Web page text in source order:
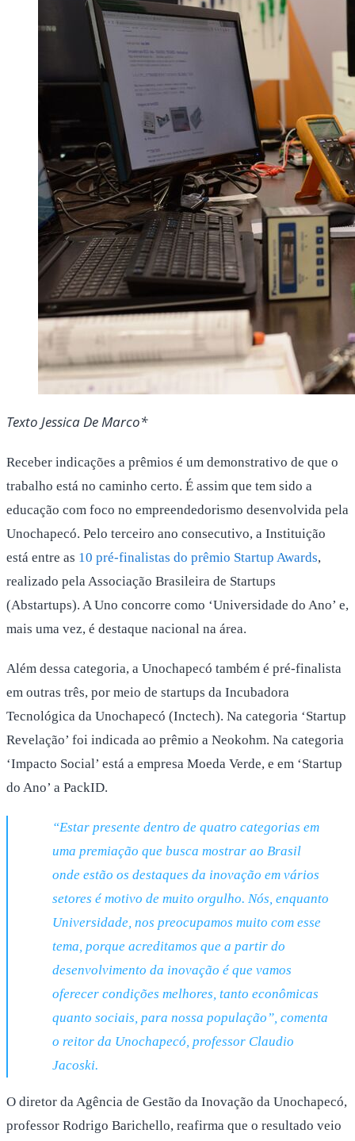
Texto Jessica De Marco*
Receber indicações a prêmios é um demonstrativo de que o
trabalho está no caminho certo. É assim que tem sido a
educação com foco no empreendedorismo desenvolvida pela
Unochapecó. Pelo terceiro ano consecutivo, a Instituição
está entre as 10 pré-finalistas do prêmio Startup Awards,
realizado pela Associação Brasileira de Startups
(Abstartups). A Uno concorre como ‘Universidade do Ano’ e,
mais uma vez, é destaque nacional na área.
Além dessa categoria, a Unochapecó também é pré-finalista
em outras três, por meio de startups da Incubadora
Tecnológica da Unochapecó (Inctech). Na categoria ‘Startup
Revelação’ foi indicada ao prêmio a Neokohm. Na categoria
‘Impacto Social’ está a empresa Moeda Verde, e em ‘Startup
do Ano’ a PackID.
“Estar presente dentro de quatro categorias em
uma premiação que busca mostrar ao Brasil
onde estão os destaques da inovação em vários
setores é motivo de muito orgulho. Nós, enquanto
Universidade, nos preocupamos muito com esse
tema, porque acreditamos que a partir do
desenvolvimento da inovação é que vamos
oferecer condições melhores, tanto econômicas
quanto sociais, para nossa população”, comenta
o reitor da Unochapecó, professor Claudio
Jacoski.
O diretor da Agência de Gestão da Inovação da Unochapecó,
professor Rodrigo Barichello, reafirma que o resultado veio